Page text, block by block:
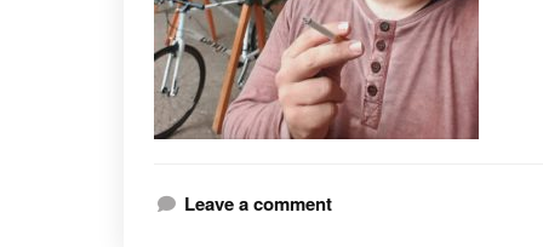
Leave a comment